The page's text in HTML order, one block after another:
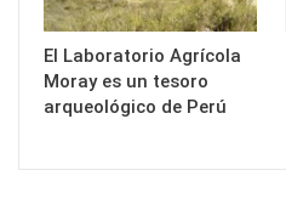
El Laboratorio Agrícola
Moray es un tesoro
arqueológico de Perú